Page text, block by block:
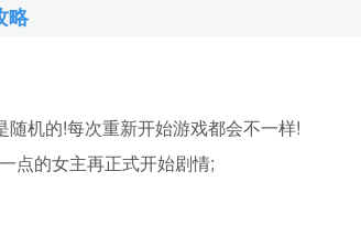
略
机的!每次重新开始游戏都会不一样!
点的女主再正式开始剧情;